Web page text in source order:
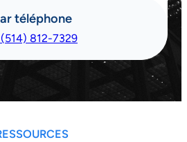
téléphone
(514) 812-7329